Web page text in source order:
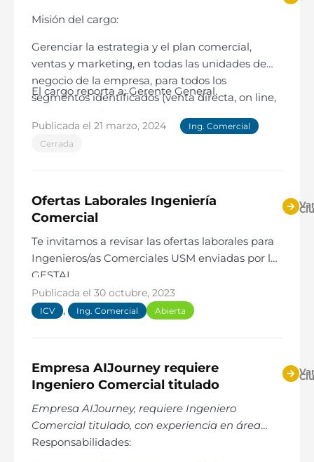
Misión del cargo:
Gerenciar la estrategia y el plan comercial,
ventas y marketing, en todas las unidades de
negocio de la empresa, para todos los
segmentos identificados (venta directa, on line,
otras), con el fin de asegurar el cumplimiento de
los objetivos estratégicos, comerciales,
posicionamiento de marca y presupuesto
nacional, la de los países con los que se
relacionan y los procedimientos y protocolos
El cargo reporta a: Gerente General.
Publicada el 21 marzo, 2024
Ing. Comercial
Cerrada
Ofertas Laborales Ingeniería
Comercial
Te invitamos a revisar las ofertas laborales para
Ingenieros/as Comerciales USM enviadas por la
GESTAL.
Publicada el 30 octubre, 2023
ICV , Ing. Comercial Abierta
Empresa AIJourney requiere
Ingeniero Comercial titulado
Empresa AIJourney, requiere Ingeniero
Comercial titulado, con experiencia en área
comercial de al menos dos años, comprobable,
Responsabilidades: